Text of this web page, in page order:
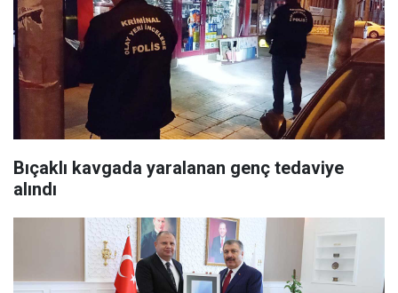
Bıçaklı kavgada yaralanan genç tedaviye
alındı